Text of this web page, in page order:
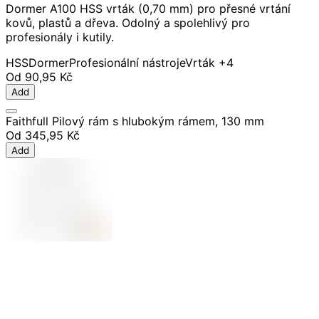
Dormer A100 HSS vrták (0,70 mm) pro přesné vrtání
kovů, plastů a dřeva. Odolný a spolehlivý pro
profesionály i kutily.
HSSDormerProfesionální nástrojeVrták +4
Od 90,95 Kč
Add
Faithfull Pilový rám s hlubokým rámem, 130 mm
Od 345,95 Kč
Add